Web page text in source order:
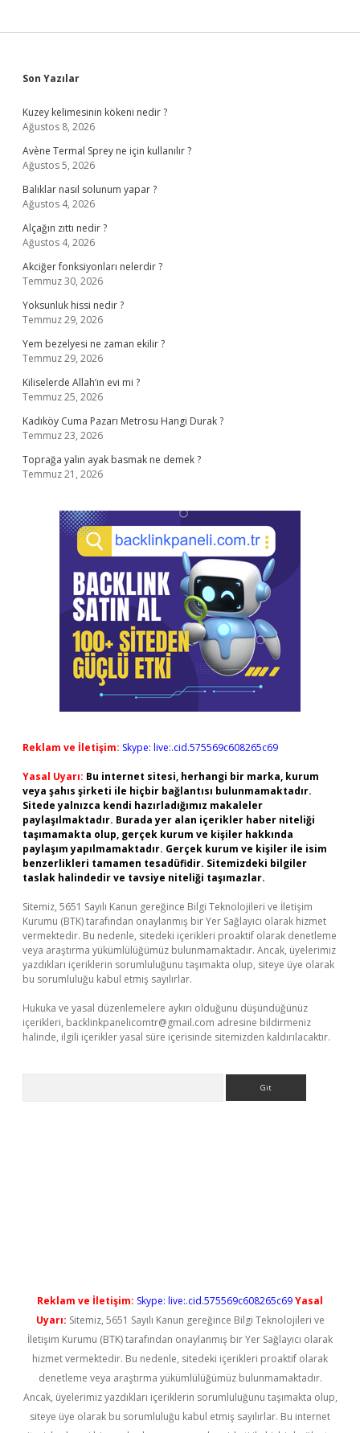
Sidebar
Son Yazılar
Kuzey kelimesinin kökeni nedir ?
Ağustos 8, 2026
Avène Termal Sprey ne için kullanılır ?
Ağustos 5, 2026
Balıklar nasıl solunum yapar ?
Ağustos 4, 2026
Alçağın zıttı nedir ?
Ağustos 4, 2026
Akciğer fonksiyonları nelerdir ?
Temmuz 30, 2026
Yoksunluk hissi nedir ?
Temmuz 29, 2026
Yem bezelyesi ne zaman ekilir ?
Temmuz 29, 2026
Kiliselerde Allah’ın evi mi ?
Temmuz 25, 2026
Kadıköy Cuma Pazarı Metrosu Hangi Durak ?
Temmuz 23, 2026
Toprağa yalın ayak basmak ne demek ?
Temmuz 21, 2026
Reklam ve İletişim: Skype: live:.cid.575569c608265c69
Yasal Uyarı: Bu internet sitesi, herhangi bir marka, kurum
veya şahıs şirketi ile hiçbir bağlantısı bulunmamaktadır.
Sitede yalnızca kendi hazırladığımız makaleler
paylaşılmaktadır. Burada yer alan içerikler haber niteliği
taşımamakta olup, gerçek kurum ve kişiler hakkında
paylaşım yapılmamaktadır. Gerçek kurum ve kişiler ile isim
benzerlikleri tamamen tesadüfidir. Sitemizdeki bilgiler
taslak halindedir ve tavsiye niteliği taşımazlar.
Sitemiz, 5651 Sayılı Kanun gereğince Bilgi Teknolojileri ve İletişim
Kurumu (BTK) tarafından onaylanmış bir Yer Sağlayıcı olarak hizmet
vermektedir. Bu nedenle, sitedeki içerikleri proaktif olarak denetleme
veya araştırma yükümlülüğümüz bulunmamaktadır. Ancak, üyelerimiz
yazdıkları içeriklerin sorumluluğunu taşımakta olup, siteye üye olarak
bu sorumluluğu kabul etmiş sayılırlar.
Hukuka ve yasal düzenlemelere aykırı olduğunu düşündüğünüz
içerikleri, backlinkpanelicomtr@gmail.com adresine bildirmeniz
halinde, ilgili içerikler yasal süre içerisinde sitemizden kaldırılacaktır.
Reklam ve İletişim: Skype: live:.cid.575569c608265c69Yasal
Uyarı: Sitemiz, 5651 Sayılı Kanun gereğince Bilgi Teknolojileri ve
İletişim Kurumu (BTK) tarafından onaylanmış bir Yer Sağlayıcı olarak
hizmet vermektedir. Bu nedenle, sitedeki içerikleri proaktif olarak
denetleme veya araştırma yükümlülüğümüz bulunmamaktadır.
Ancak, üyelerimiz yazdıkları içeriklerin sorumluluğunu taşımakta olup,
siteye üye olarak bu sorumluluğu kabul etmiş sayılırlar. Bu internet